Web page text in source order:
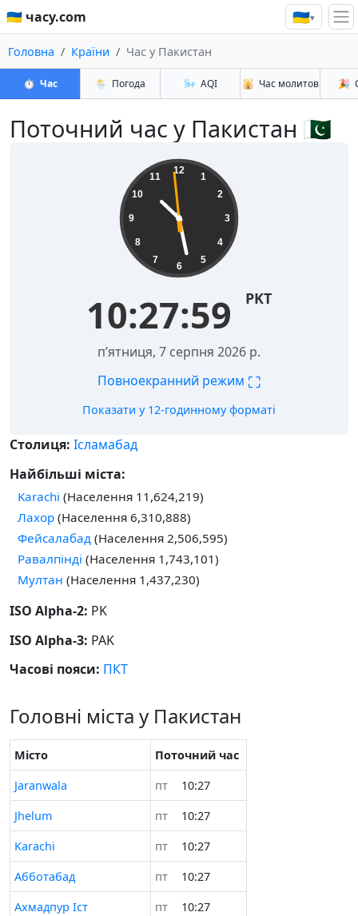
🇺🇦 часу.com 🇺🇦▾
Головна Країни Час у Пакистан
⏱️ Час 🌦️ Погода 🌬️ AQI 🕌 Час молитов 🎉
Поточний час у Пакистан 🇵🇰
12
1
2
3
4
5
6
7
8
9
10
11
10:28:00 PKT
пʼятниця, 7 серпня 2026 р.
Повноекранний режим ⛶
Показати у 12-годинному форматі
Столиця: Ісламабад
Найбільші міста:
Karachi (Населення 11,624,219)
Лахор (Населення 6,310,888)
Фейсалабад (Населення 2,506,595)
Равалпінді (Населення 1,743,101)
Мултан (Населення 1,437,230)
ISO Alpha-2: PK
ISO Alpha-3: PAK
Часові пояси: ПКТ
Головні міста у Пакистан
Місто
Поточний час
Jaranwala
пт
10:28
Jhelum
пт
10:28
Karachi
пт
10:28
Абботабад
пт
10:28
Ахмадпур Іст
пт
10:28